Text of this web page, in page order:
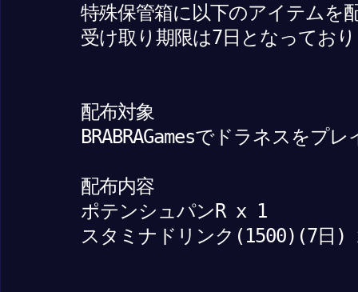
特殊保管箱に以下のアイテムを
受け取り期限は7日となってお
配布対象
BRABRAGamesでドラネスをプ
配布内容
ポテンシュパンR x 1
スタミナドリンク(1500)(7日